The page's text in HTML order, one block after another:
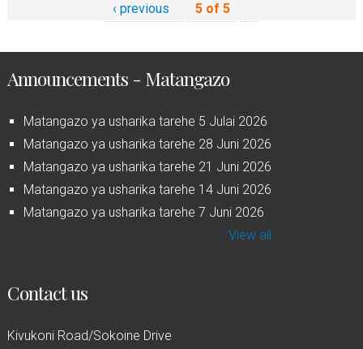
‹ previous 5 of 5
Announcements - Matangazo
Matangazo ya usharika tarehe 5 Julai 2026
Matangazo ya usharika tarehe 28 Juni 2026
Matangazo ya usharika tarehe 21 Juni 2026
Matangazo ya usharika tarehe 14 Juni 2026
Matangazo ya usharika tarehe 7 Juni 2026
View all
Contact us
Kivukoni Road/Sokoine Drive